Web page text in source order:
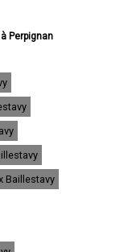
Perpignan
Cyprien
sur-Mer
Cabestany
de-la-Salanque
Rivesaltes
à Céret
à Elne
à Thuir
à Pia
Bompas
Le Soler
à Prades
Baillestavy